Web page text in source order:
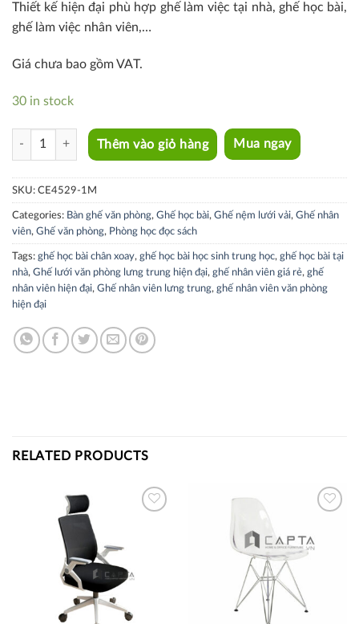
Thiết kế hiện đại phù hợp ghế làm việc tại nhà, ghế học bài,
ghế làm việc nhân viên,…
Giá chưa bao gồm VAT.
30 in stock
CE4529-1M quantity
Thêm vào giỏ hàng Mua ngay
SKU: CE4529-1M
Categories: Bàn ghế văn phòng, Ghế học bài, Ghế nệm lưới vải, Ghế nhân
viên, Ghế văn phòng, Phòng học đọc sách
Tags: ghế học bài chân xoay, ghế học bài học sinh trung học, ghế học bài tại
nhà, Ghế lưới văn phòng lưng trung hiện đại, ghế nhân viên giá rẻ, ghế
nhân viên hiện đại, Ghế nhân viên lưng trung, ghế nhân viên văn phòng
hiện đại
RELATED PRODUCTS